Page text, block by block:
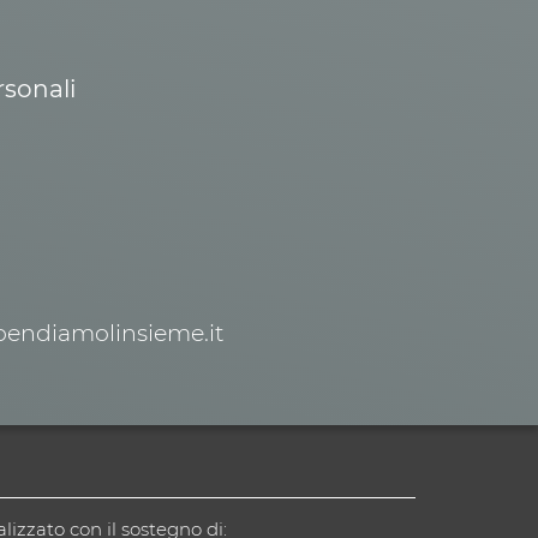
con il sostegno di: